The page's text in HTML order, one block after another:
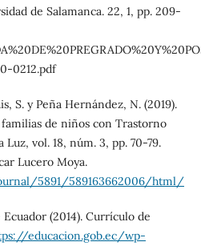
de Salamanca. 22, 1, pp. 209-
0212.pdf
S. y Peña Hernández, N. (2019).
de niños con Trastorno
vol. 18, núm. 3, pp. 70-79.
Lucero Moya.
5891/589163662006/html/
(2014). Currículo de
educacion.gob.ec/wp-